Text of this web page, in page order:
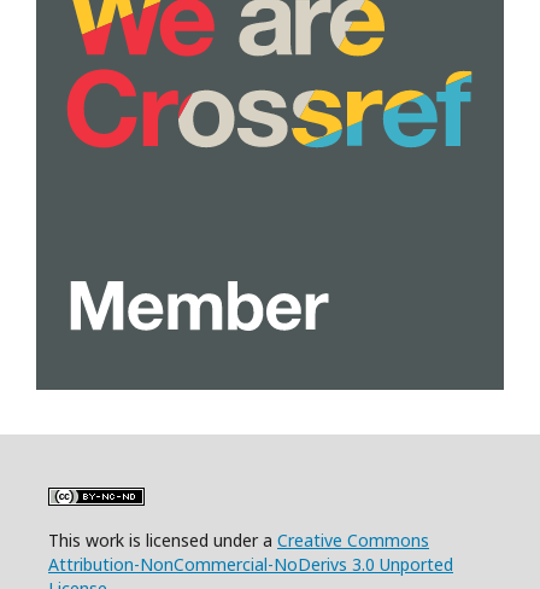
This work is licensed under a Creative Commons
Attribution-NonCommercial-NoDerivs 3.0 Unported